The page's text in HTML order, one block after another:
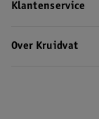
Klantenservice
Over Kruidvat